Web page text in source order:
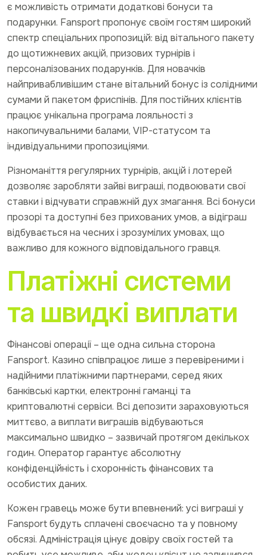
є можливість отримати додаткові бонуси та
подарунки. Fansport пропонує своїм гостям широкий
спектр спеціальних пропозицій: від вітального пакету
до щотижневих акцій, призових турнірів і
персоналізованих подарунків. Для новачків
найпривабливішим стане вітальний бонус із солідними
сумами й пакетом фриспінів. Для постійних клієнтів
працює унікальна програма лояльності з
накопичувальними балами, VIP-статусом та
індивідуальними пропозиціями.
Різноманіття регулярних турнірів, акцій і лотерей
дозволяє заробляти зайві виграші, подвоювати свої
ставки і відчувати справжній дух змагання. Всі бонуси
прозорі та доступні без прихованих умов, а відіграш
відбувається на чесних і зрозумілих умовах, що
важливо для кожного відповідального гравця.
Платіжні системи
та швидкі виплати
Фінансові операції – ще одна сильна сторона
Fansport. Казино співпрацює лише з перевіреними і
надійними платіжними партнерами, серед яких
банківські картки, електронні гаманці та
криптовалютні сервіси. Всі депозити зараховуються
миттєво, а виплати виграшів відбуваються
максимально швидко – зазвичай протягом декількох
годин. Оператор гарантує абсолютну
конфіденційність і схоронність фінансових та
особистих даних.
Кожен гравець може бути впевнений: усі виграші у
Fansport будуть сплачені своєчасно та у повному
обсязі. Адміністрація цінує довіру своїх гостей та